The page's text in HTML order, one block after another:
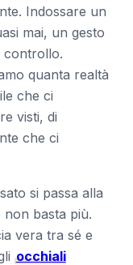
Indossare un
mai, un gesto
controllo.
quanta realtà
che ci
visti, di
che ci
si passa alla
basta più.
vera tra sé e
occhiali